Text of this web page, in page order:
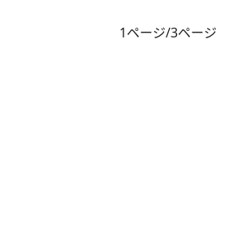
1ページ/3ページ